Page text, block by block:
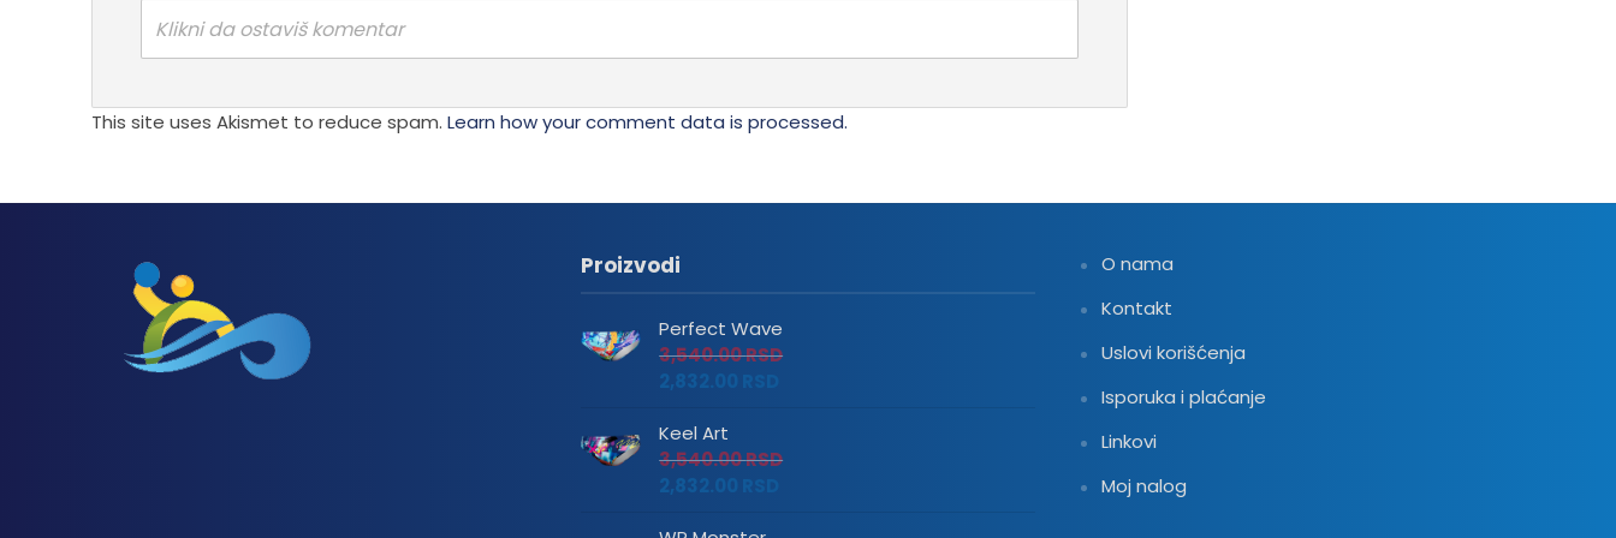
Klikni da ostaviš komentar
This site uses Akismet to reduce spam. Learn how your comment data is processed.
Proizvodi
Perfect Wave
3,540.00RSD
2,832.00
Keel Art
3,540.00RSD
2,832.00
O nama
Kontakt
Uslovi korišćenja
Isporuka i plaćanje
Linkovi
Moj nalog